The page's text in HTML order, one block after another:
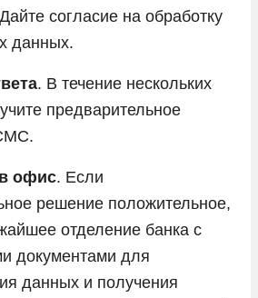
согласие на обработку
данных.
. В течение нескольких
предварительное
офис. Если
решение положительное,
отделение банка с
документами для
данных и получения